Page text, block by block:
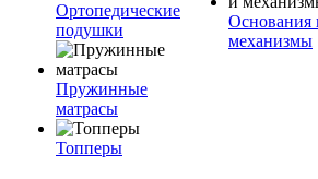
Ортопедические
подушки
Пружинные
матрасы
Топперы
Основания
механизмы